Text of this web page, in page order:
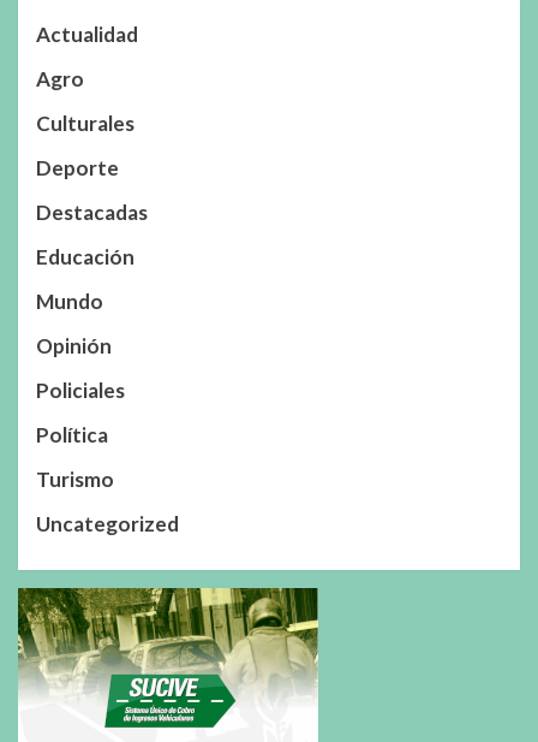
Actualidad
Agro
Culturales
Deporte
Destacadas
Educación
Mundo
Opinión
Policiales
Política
Turismo
Uncategorized